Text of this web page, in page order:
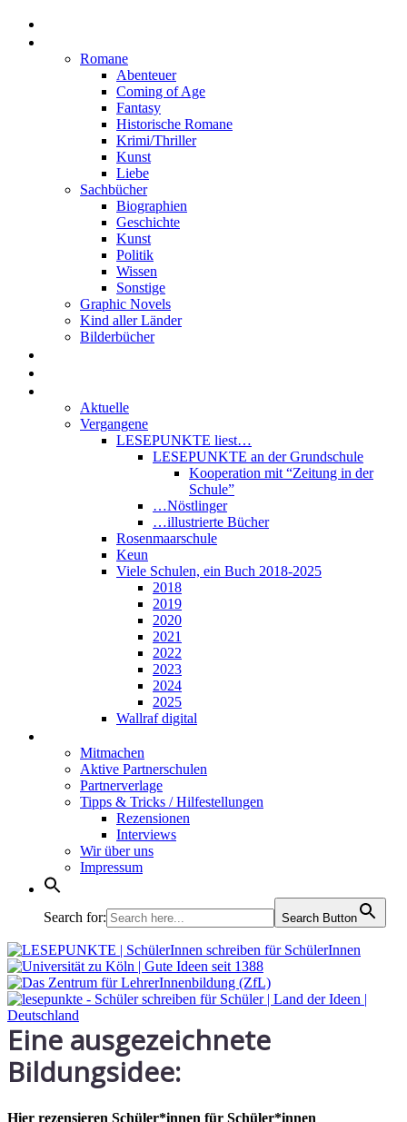
Romane
Abenteuer
Coming of Age
Fantasy
Historische Romane
Krimi/Thriller
Kunst
Liebe
Sachbücher
Biographien
Geschichte
Kunst
Politik
Wissen
Sonstige
Graphic Novels
Kind aller Länder
Bilderbücher
Aktuelle
Vergangene
LESEPUNKTE liest…
LESEPUNKTE an der Grundschule
Kooperation mit “Zeitung in der
Schule”
…Nöstlinger
…illustrierte Bücher
Rosenmaarschule
Keun
Viele Schulen, ein Buch 2018-2025
2018
2019
2020
2021
2022
2023
2024
2025
Wallraf digital
Mitmachen
Aktive Partnerschulen
Partnerverlage
Tipps & Tricks / Hilfestellungen
Rezensionen
Interviews
Wir über uns
Impressum
Search for: Search Button
Eine ausgezeichnete
Bildungsidee:
Hier rezensieren Schüler*innen für Schüler*innen